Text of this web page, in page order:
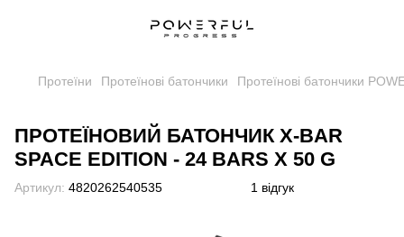
Протеїни Протеїнові батончики Протеїнові батончики
ПРОТЕЇНОВИЙ БАТОНЧИК X-BAR
SPACE EDITION - 24 BARS X 50 G
Артикул: 4820262540535 1 відгук